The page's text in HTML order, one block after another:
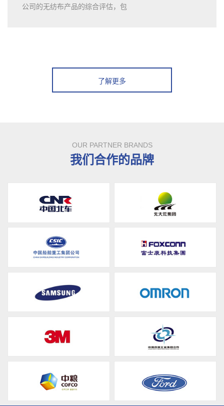
公司的无纺布产品的综合评估，包
了解更多
OUR PARTNER BRANDS
我们合作的品牌